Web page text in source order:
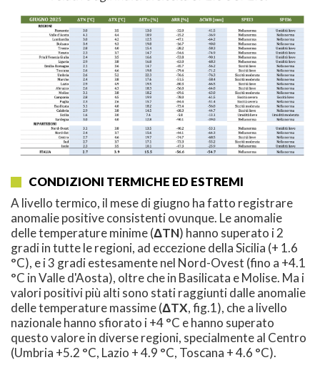
CONDIZIONI TERMICHE ED ESTREMI
A livello termico, il mese di giugno ha fatto registrare
anomalie positive consistenti ovunque. Le anomalie
delle temperature minime (ΔTN) hanno superato i 2
gradi in tutte le regioni, ad eccezione della Sicilia (+ 1.6
°C), e i 3 gradi estesamente nel Nord-Ovest (fino a +4.1
°C in Valle d'Aosta), oltre che in Basilicata e Molise. Ma i
valori positivi più alti sono stati raggiunti dalle anomalie
delle temperature massime (ΔTX, fig.1), che a livello
nazionale hanno sfiorato i +4 °C e hanno superato
questo valore in diverse regioni, specialmente al Centro
(Umbria +5.2 °C, Lazio + 4.9 °C, Toscana + 4.6 °C).